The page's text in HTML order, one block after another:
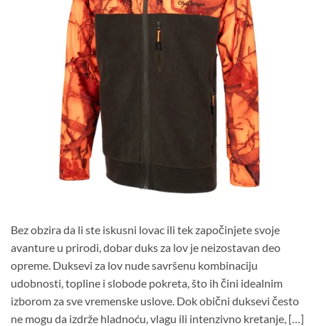
Bez obzira da li ste iskusni lovac ili tek započinjete svoje
avanture u prirodi, dobar duks za lov je neizostavan deo
opreme. Duksevi za lov nude savršenu kombinaciju
udobnosti, topline i slobode pokreta, što ih čini idealnim
izborom za sve vremenske uslove. Dok obični duksevi često
ne mogu da izdrže hladnoću, vlagu ili intenzivno kretanje, […]